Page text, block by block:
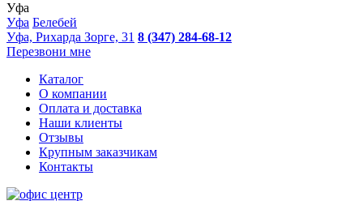
Уфа
Уфа Белебей
Уфа, Рихарда Зорге, 31 8 (347) 284-68-12
Перезвони мне
Каталог
О компании
Оплата и доставка
Наши клиенты
Отзывы
Крупным заказчикам
Контакты